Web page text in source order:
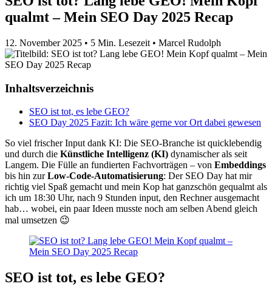
qualmt – Mein SEO Day 2025 Recap
12. November 2025 • 5 Min. Lesezeit • Marcel Rudolph
Inhaltsverzeichnis
SEO ist tot, es lebe GEO?
SEO Day 2025 Fazit: Ich wäre gerne vor Ort dabei gewesen
So viel frischer Input dank KI: Die SEO-Branche ist quicklebendig
und durch die Künstliche Intelligenz (KI) dynamischer als seit
Langem. Die Fülle an fundierten Fachvorträgen – von Embeddings
bis hin zurLow-Code-Automatisierung: Der SEO Day hat mir
richtig viel Spaß gemacht und mein Kop hat ganzschön gequalmt als
ich um 18:30 Uhr, nach 9 Stunden input, den Rechner ausgemacht
hab… wobei, ein paar Ideen musste noch am selben Abend gleich
mal umsetzen 😉
SEO ist tot, es lebe GEO?